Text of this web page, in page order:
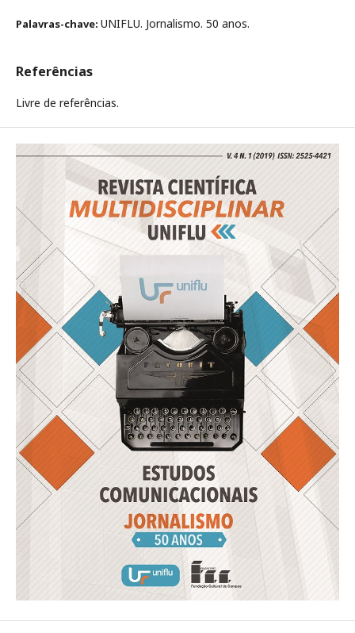
Palavras-chave: UNIFLU. Jornalismo. 50 anos.
Referências
Livre de referências.